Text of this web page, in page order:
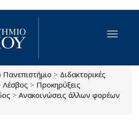
περιεχόμενο
Toggle
> Διδακτορικές
Λέσβος > Προκηρύξεις
> Ανακοινώσεις άλλων φορέων